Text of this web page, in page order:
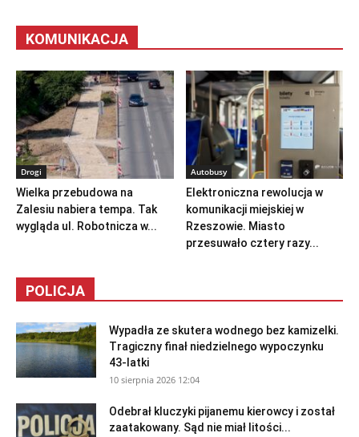
KOMUNIKACJA
Drogi
Wielka przebudowa na
Zalesiu nabiera tempa. Tak
wygląda ul. Robotnicza w...
Autobusy
Elektroniczna rewolucja w
komunikacji miejskiej w
Rzeszowie. Miasto
przesuwało cztery razy...
POLICJA
Wypadła ze skutera wodnego bez kamizelki.
Tragiczny finał niedzielnego wypoczynku
43-latki
10 sierpnia 2026 12:04
Odebrał kluczyki pijanemu kierowcy i został
zaatakowany. Sąd nie miał litości...